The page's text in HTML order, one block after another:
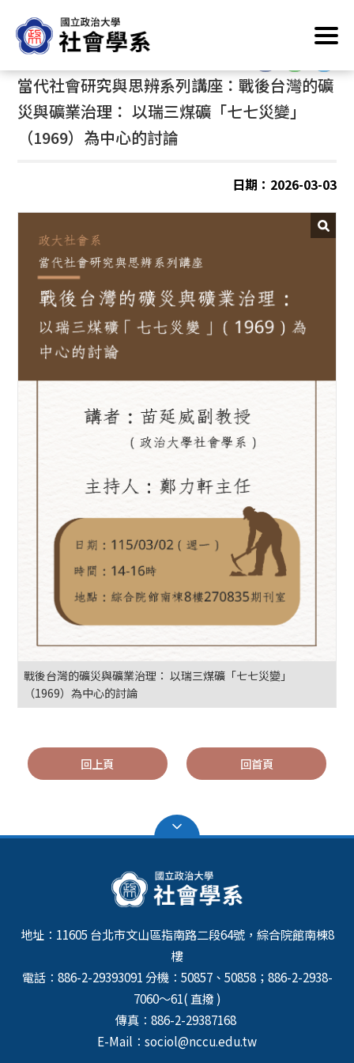
到
主
要
內
容
首頁 /學術成果/歷年演講活動
當代社會研究與思辨系列講座：戰後台灣的礦
災與礦業治理： 以瑞三煤礦「七七災變」
（1969）為中心的討論
日期：2026-03-03
戰後台灣的礦災與礦業治理： 以瑞三煤礦「七七災變」
（1969）為中心的討論
回上頁 回首頁
地址：11605 台北市文山區指南路二段64號，綜合院館南棟8
樓
電話：886-2-29393091 分機：50857、50858；886-2-2938-
7060～61( 直撥 )
傳真：886-2-29387168
E-Mail：sociol@nccu.edu.tw